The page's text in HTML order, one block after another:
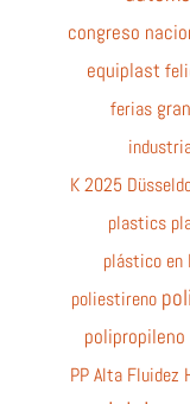
congreso
equiplast
ferias
K 2025
plastics
plástico en
poliestireno
PP Alta Fluidez